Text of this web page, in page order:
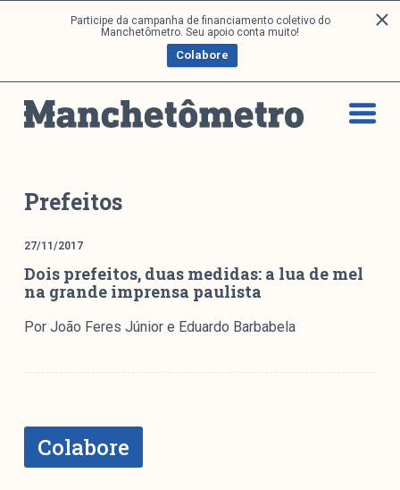
Participe da campanha de financiamento coletivo do
Manchetômetro. Seu apoio conta muito!
Colabore
a
p
o
o
n
e
Análises
DONI
Boletim M
M Facebook
M Instagram
Livros
Arquivos
Política Externa Brasileira
Prefeitos
27/11/2017
Dois prefeitos, duas medidas: a lua de mel
na grande imprensa paulista
Por João Feres Júnior e Eduardo Barbabela
Colabore